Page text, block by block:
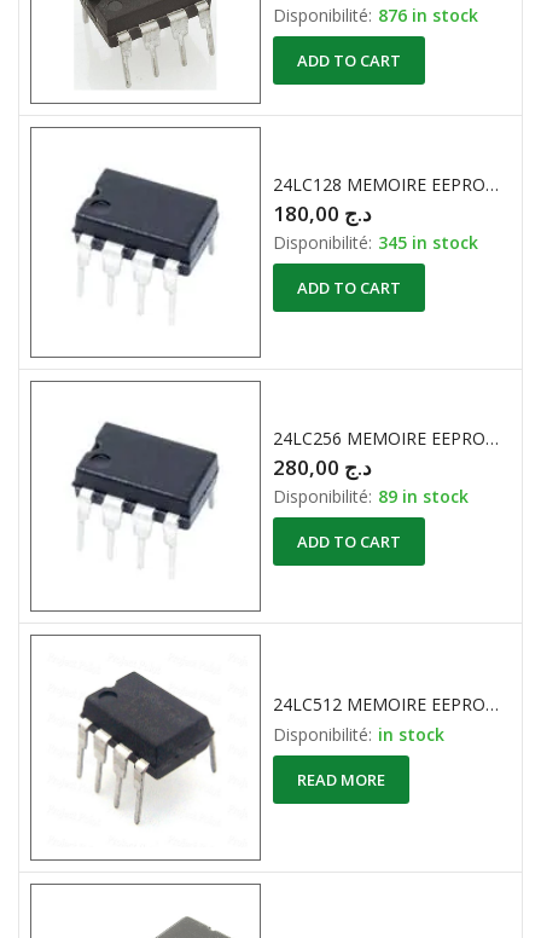
Disponibilité: 876 in stock
ADD TO CART
24LC128 MEMOIRE EEPROM 16K X 8bit
د.ج
Disponibilité: 345 in stock
ADD TO CART
24LC256 MEMOIRE EEPROM 32K X 8-Bit à bus série I2C
د.ج
Disponibilité: 89 in stock
ADD TO CART
24LC512 MEMOIRE EEPROM 64KX 8-Bit à bus série I2C.
Disponibilité: in stock
READ MORE